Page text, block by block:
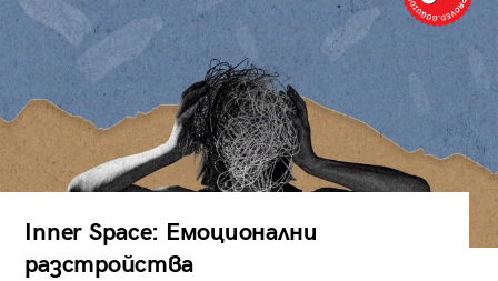
Inner Space: Емоционални
разстройства